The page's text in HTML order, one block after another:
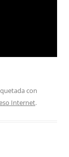
con
Internet.